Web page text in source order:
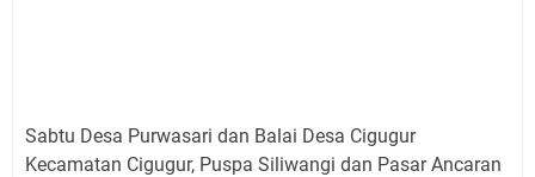
Sabtu Desa Purwasari dan Balai Desa Cigugur
Kecamatan Cigugur, Puspa Siliwangi dan Pasar Ancaran